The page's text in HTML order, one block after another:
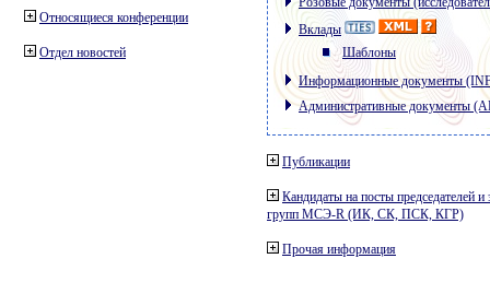
Относящиеся конференции
Отдел новостей
Вклады
Шаблоны
Информационные документы
Административные документы
Публикации
Кандидаты на посты председателей и
групп МСЭ-R (ИК, СК, ПСК, КГР)
Прочая информация